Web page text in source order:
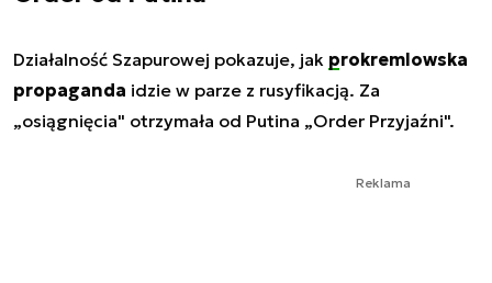
Działalność Szapurowej pokazuje, jak prokremlowska
propaganda idzie w parze z rusyfikacją. Za
„osiągnięcia" otrzymała od Putina „Order Przyjaźni".
Reklama